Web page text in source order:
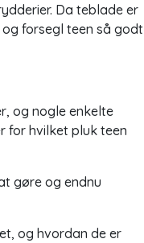
Da teblade er
forsegl teen så godt
og nogle enkelte
for hvilket pluk teen
gøre og endnu
og hvordan de er